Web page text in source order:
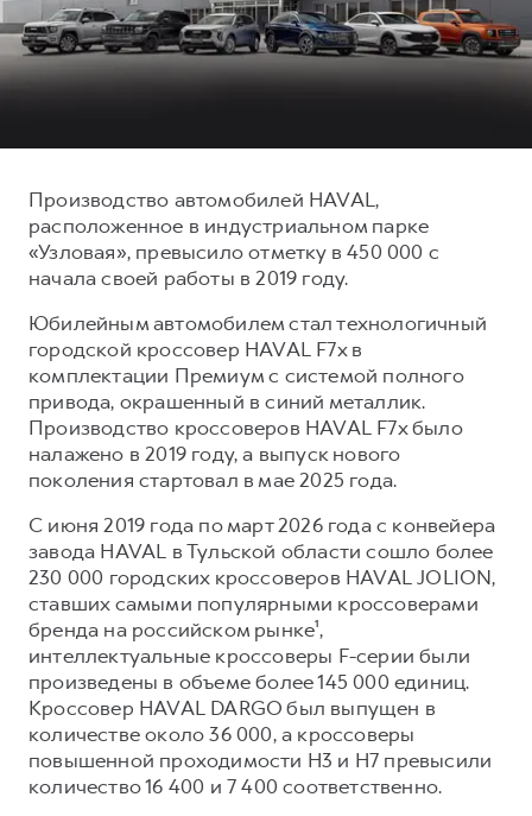
F7 F7X
Тест-драйв
Трейд-ин
КРЕДИТ И СТРАХОВАНИЕ
Кредитный калькулятор
Страхование
Кредит
КОРПОРАТИВНЫМ КЛИЕНТАМ
Для малого бизнеса
Корпоративным клиентам
Крупным корпоративным клиентам
Система управления автопарком
Сервис для корпоративных клиентов
HAVAL Лизинг
АКСЕССУАРЫ HAVAL
Автомобильные аксессуары
Коллекция CITY
Коллекция Базовая
СЕРВИСНОЕ ОБСЛУЖИВАНИЕ
Нулевое ТО
Регламенты технического обслуживания
Электронный ПТС
ПОДДЕРЖКА
Гарантия HAVAL
Мобильное приложение GWM
Программа «HAVAL Защита+»
Руководства по эксплуатации
АКСЕССУАРЫ HAVAL
Автомобильные аксессуары
Коллекция CITY
Коллекция Базовая
Коллекция Детская
О дилере
Наша команда
Производство автомобилей HAVAL,
расположенное в индустриальном парке
«Узловая», превысило отметку в 450 000 с
начала своей работы в 2019 году.
Юбилейным автомобилем стал технологичный
городской кроссовер HAVAL F7x в
комплектации Премиум с системой полного
привода, окрашенный в синий металлик.
Производство кроссоверов HAVAL F7x было
налажено в 2019 году, а выпуск нового
поколения стартовал в мае 2025 года.
С июня 2019 года по март 2026 года с конвейера
завода HAVAL в Тульской области сошло более
230 000 городских кроссоверов HAVAL JOLION,
ставших самыми популярными кроссоверами
бренда на российском рынке¹,
интеллектуальные кроссоверы F-серии были
произведены в объеме более 145 000 единиц.
Кроссовер HAVAL DARGO был выпущен в
количестве около 36 000, а кроссоверы
повышенной проходимости H3 и H7 превысили
количество 16 400 и 7 400 соответственно.